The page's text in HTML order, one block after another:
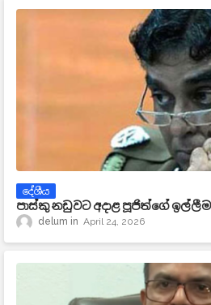
දේශීය
පාස්කු නඩුවට අදාළ පූජිත්ගේ
delum April 24, 2026